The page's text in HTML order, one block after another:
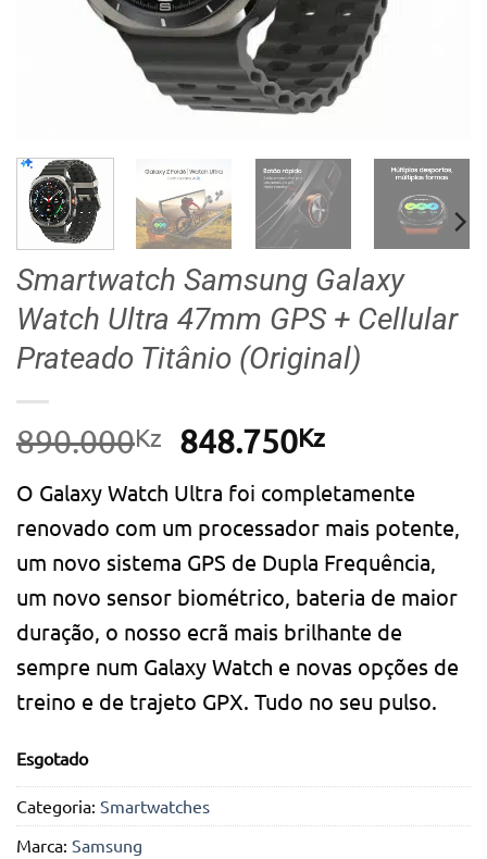
Smartwatch Samsung Galaxy
Watch Ultra 47mm GPS + Cellular
Prateado Titânio (Original)
890.000Kz
O
original
era:
890.000Kz.
848.750KzO
atual
é:
848.750Kz.
O Galaxy Watch Ultra foi completamente
renovado com um processador mais potente,
um novo sistema GPS de Dupla Frequência,
um novo sensor biométrico, bateria de maior
duração, o nosso ecrã mais brilhante de
sempre num Galaxy Watch e novas opções de
treino e de trajeto GPX. Tudo no seu pulso.
Esgotado
Categoria: Smartwatches
Marca: Samsung